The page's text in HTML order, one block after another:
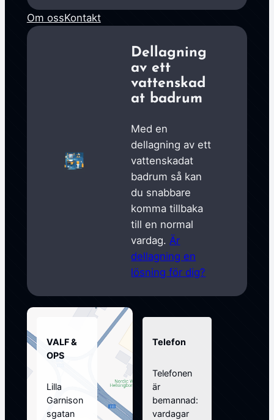
Om ossKontakt
Dellagning
av ett
vattenskad
at badrum
Med en
dellagning av ett
vattenskadat
badrum så kan
du snabbare
komma tillbaka
till en normal
vardag.Är
dellagning en
lösning för dig?
VALF &
OPS
Lilla
Garnison
sgatan
Telefon
Telefonen
är
bemannad:
vardagar